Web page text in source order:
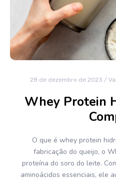
28 de dezembro de 2023 /
Whey Protein
O que é whey protein
fabricação do queijo, o
proteína do soro do leite.
aminoácidos essenciais, ele